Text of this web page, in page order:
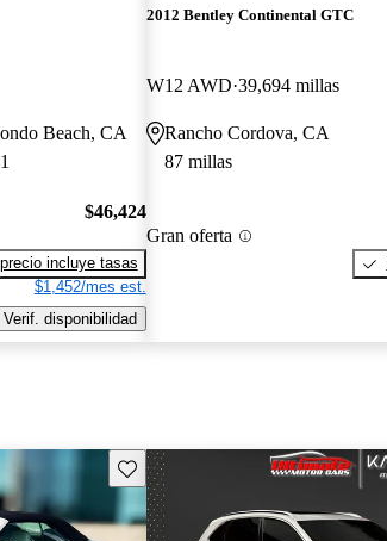
Beach, CA
$46,424
incluye tasas
$1,452/mes est.
Verif. disponibilidad
2012 Bentley Continental GTC
W12 AWD 39,694 millas
Rancho Cordova, CA
87 millas
Gran oferta
Guarda este Aviso